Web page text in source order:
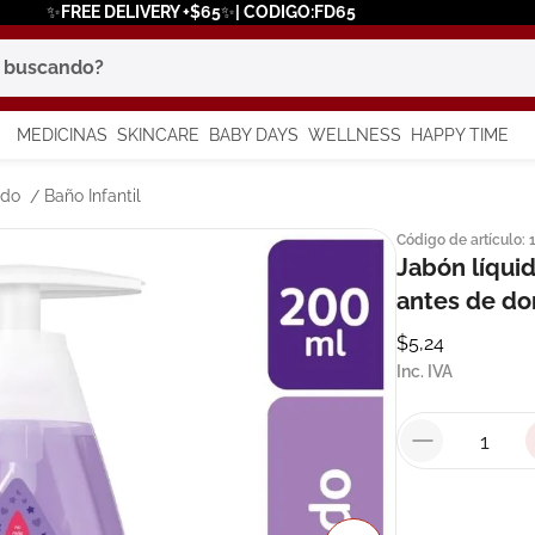
✨FREE DELIVERY +$65✨| CODIGO:FD65
MEDICINAS SKINCARE BABY DAYS WELLNESS HAPPY TIME
Baño Infantil
Código de artículo:
Jabón
antes de
$5,24
Inc. IVA
más buscados